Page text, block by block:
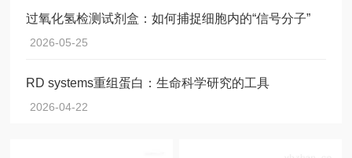
过氧化氢检测试剂盒：如何捕捉细胞内的“信号分子”
2026-05-25
RD systems重组蛋白：生命科学研究的工具
2026-04-22